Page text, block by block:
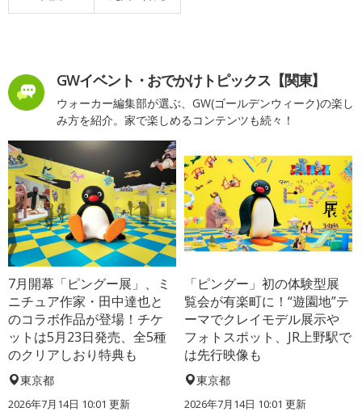
GWイベント・おでかけトピックス【関東】
ウォーカー編集部が選ぶ、GW(ゴールデンウィーク)の楽し
み方を紹介。家で楽しめるコンテンツも続々！
7月開幕「ピングー展」、ミ
ニチュア作家・田中達也と
のコラボ作品が登場！チケ
ットは5月23日発売、全5種
のクリアしおり特典も
東京都
2026年7月14日 10:01 更新
「ピングー」初の体験型展
覧会が有楽町に！“遊園地”テ
ーマでクレイモデル展示や
フォトスポット、JR上野駅で
は先行映像も
東京都
2026年7月14日 10:01 更新